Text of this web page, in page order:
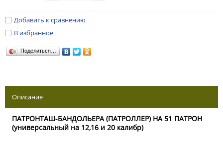
Добавить к сравнению
В избранное
Поделиться…
Описание
ПАТРОНТАШ-БАНДОЛЬЕРА (ПАТРОЛЛЕР) НА 51 ПАТРОН
(универсальный на 12,16 и 20 калибр)